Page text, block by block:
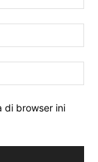
di browser ini